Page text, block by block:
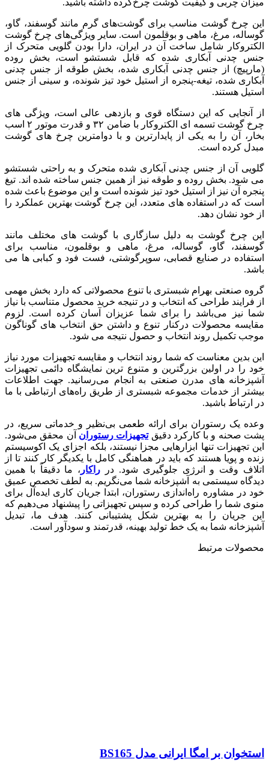
این چرخ گوشت مناسب برای گوشت‌های گرم مانند گوسفند، گاو،
گوساله، مرغ، ماهی و بوقلمون است. سایر ویژگی‌های چرخ گوشت
الکتروکار شامل ساخت آن در ایران، دارا بودن گلویی متحرک از
جنس چدنی آبکاری شده که قابل شستشو است، بخش روده
(مارپیچ) از جنس چدنی آبکاری شده، بخش طوقه از جنس چدنی
آبکاری شده، تیغه-پنجره از استیل خود تیز شونده، و سینی از جنس
استیل هستند.
از آنجایی که این دستگاه قوی و بازدهی عالی است، ویژگی های
چرخ گوشت تسمه ای الکتروکار با ضامن ۳۲ و قدرت موتور ۲ اسب
بخار، آن را به یکی از پایدارترین و با دوامترین چرخ های گوشت
مبدل کرده است.
گلویی آن از جنس چدنی آبکاری شده متحرک و به راحتی شستشو
می شود. بخش روده و طوقه نیز از همین جنس ساخته شده اند. تیغ
پنجره آن نیز از استیل خود تیز شونده است و این موضوع باعث شده
است که در استفاده های متعدد، این چرخ گوشت بهترین عملکرد را
از خود نشان دهد.
این چرخ گوشت به دلیل سازگاری با گوشت های مختلف مانند
گوسفند، گاو، گوساله، مرغ، ماهی و بوقلمون، مناسب برای
استفاده در صنایع قصابی، سوپرگوشتی، فست فود و کبابی ها می
باشد.
گروه صنعتی بهرام شبستری با تنوع محصولاتی که دارد بخش مهمی
از فرایند طراحی که انتخاب و در تنیجه خرید محصول متناسب با نیاز
شما نیز می‌باشد را برای شما عزیزان آسان کرده است. لزوم
مقایسه محصولات درکنار تنوع و داشتن حق انتخاب های گوناگون
موجب تکمیل روند انتخاب و حصول نتیجه می شود.
این بدین معناست که شما روند انتخاب و مقایسه تجهیزات مورد نیاز
خود را در اولین بزرگترین و متنوع ترین نمایشگاه دائمی تجهیزات
آشپزخانه های مدرن صنعتی به انجام می‌رسانید. جهت اطلاعات
بیشتر از خدمات مجموعه شبستری از طریق راه‌های ارتباطی با ما
در ارتباط باشید.
وعده یک رستوران برای ارائه طعمی بی‌نظیر و خدماتی سریع، در
پشت صحنه و با کارکرد دقیق تجهیزات رستوران آن محقق می‌شود.
این تجهیزات تنها ابزارهایی مجزا نیستند، بلکه اجزای یک اکوسیستم
زنده و پویا هستند که باید در هماهنگی کامل با یکدیگر کار کنند تا از
اتلاف وقت و انرژی جلوگیری شود. در راکار ، ما دقیقاً با همین
دیدگاه سیستمی به آشپزخانه شما می‌نگریم. به لطف تخصص عمیق
خود در مشاوره راه‌اندازی رستوران، ابتدا جریان کاری ایده‌آل برای
منوی شما را طراحی کرده و سپس تجهیزاتی را پیشنهاد می‌دهیم که
این جریان را به بهترین شکل پشتیبانی کنند. هدف ما، تبدیل
آشپزخانه شما به یک خط تولید بهینه، قدرتمند و سودآور است.
محصولات مرتبط
استخوان بر امگا ایرانی مدل BS165